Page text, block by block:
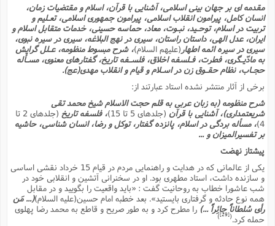
مقدمه اى بر جهان بینى اسلامى، آشنایى با قرآن، اسلام و مقتضیات زمان،
انسان کامل، پیرامون انقلاب اسلامى، پیرامون جمهورى اسلامى، تعـلیم و
تربیت در اسلام، توحـید، نبـوت، معاد، حماسه حسینى، خدمات متقابل اسلام و
ایران، عدل الهى، داستان راستان، سیرى در نهج البلاغه، سیرى در سیره نبوى،
سیرى در سیره ائمه اطهار(علیهم السلام)، شرح مبسوط منظومه، عـلل گرایش
به مادّیـگرى، فطرت، فـلسفه اخلاق، فلسـفه تاریخ، گفتارهاى معنوى، مسـأله
حجـاب، نظام حقـوق زن در اسـلام و قیام و انقلاب مهدى(عج).
برخى از آثار منتشر نشده استاد عبارتند از:
شرح منظومه (به زبان عربى به قلم حجت الاسلام شیخ محمد تقى
شریعتمدارى)، آشنایى با قرآن (جلدهاى 5 تا 15) ، فلسفه تاریخ
(جلدهاى 2 تا
4) ، مسأله بردگى در اسلام، پانزده گفتار، توکل و رضا، انسان شناسى، حاشیه
بر تفسیرالمیزان و ...
پیشتاز نهضت
یکى از عالمانى که در هدایت و راهنمایى مردم در قیام 15 خرداد نقشى اساسى
و سازنده داشت، استاد مطهرى بود. او در سخنرانى آتشین و انقلابى خود در
شب عاشورا خطاب به روحانیت گفت : «باید واقعیت را بگویید و در مقابل
همه نوع حادثه و گرفتارى بایستید». بعد خطبه امام حسین(علیه السلام)(... مَن
رأى سُلطاناً جائِراً ...) را مطرح کرد و به طور صریح و قاطع به محمد رضا پهلوى
حمله کرد. [29]
)